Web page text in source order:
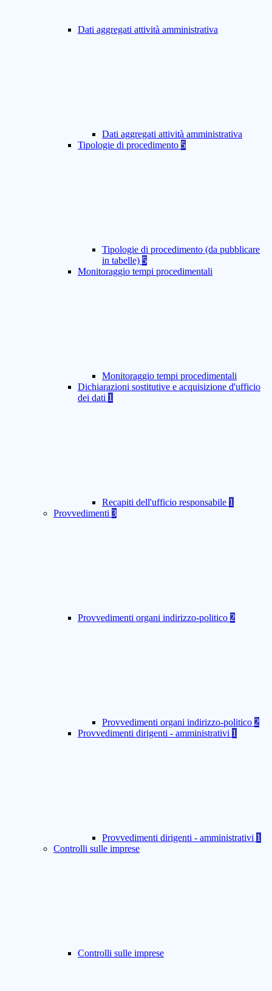
Dati aggregati attività amministrativa
Dati aggregati attività amministrativa
Tipologie di procedimento 5
Tipologie di procedimento (da pubblicare
in tabelle) 5
Monitoraggio tempi procedimentali
Monitoraggio tempi procedimentali
Dichiarazioni sostitutive e acquisizione d'ufficio
dei dati 1
Recapiti dell'ufficio responsabile 1
Provvedimenti 3
Provvedimenti organi indirizzo-politico 2
Provvedimenti organi indirizzo-politico 2
Provvedimenti dirigenti - amministrativi 1
Provvedimenti dirigenti - amministrativi 1
Controlli sulle imprese
Controlli sulle imprese